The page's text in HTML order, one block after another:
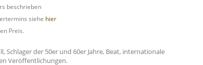
beschrieben
siehe hier
Preis.
der 50er und 60er Jahre, Beat, internationale
Veröffentlichungen.